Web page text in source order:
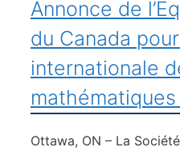
Annonce de
du Canada
internationale
Ottawa, ON – La